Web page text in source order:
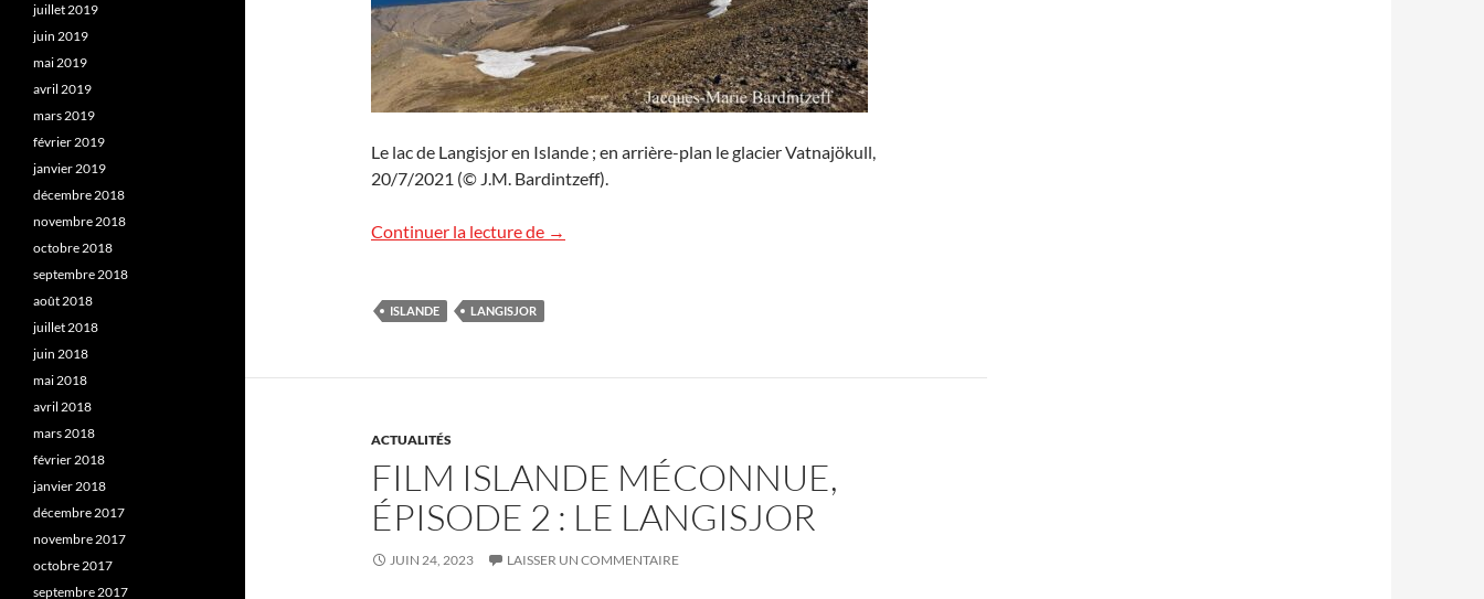
Le lac de Langisjor en Islande ; en arrière-plan le glacier Vatnajökull,
20/7/2021 (© J.M. Bardintzeff).
Continuer la lecture de Le lac de Langisjor en Islande
→
ISLANDE LANGISJOR
ACTUALITÉS
FILM ISLANDE MÉCONNUE,
ÉPISODE 2 : LE LANGISJOR
JUIN 24, 2023 LAISSER UN COMMENTAIRE
juillet 2019
juin 2019
mai 2019
avril 2019
mars 2019
février 2019
janvier 2019
décembre 2018
novembre 2018
octobre 2018
septembre 2018
août 2018
juillet 2018
juin 2018
mai 2018
avril 2018
mars 2018
février 2018
janvier 2018
décembre 2017
novembre 2017
octobre 2017
septembre 2017